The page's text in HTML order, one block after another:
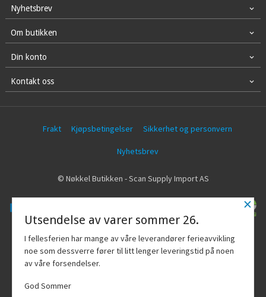
Nyhetsbrev
Om butikken
Din konto
Kontakt oss
Frakt Kjøpsbetingelser Sikkerhet og personvern
Nyhetsbrev
© Nøkkel Butikken - Scan Supply Import AS
Vår nettbutikk bruker cookies slik at du
får en bedre kjøpsopplevelse og vi kan
yte deg bedre service. Vi bruker cookies
hovedsaklig til å lagre
×
Utsendelse av varer sommer 26.
I fellesferien har mange av våre leverandører ferieavvikling
noe som dessverre fører til litt lenger leveringstid på noen
av våre forsendelser.
God Sommer